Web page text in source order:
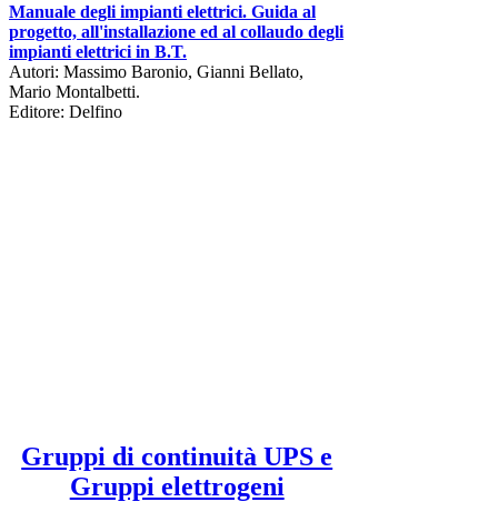
Manuale degli impianti elettrici. Guida al
progetto, all'installazione ed al collaudo degli
impianti elettrici in B.T.
Autori: Massimo Baronio, Gianni Bellato,
Mario Montalbetti.
Editore: Delfino
Gruppi di continuità UPS e
Gruppi elettrogeni